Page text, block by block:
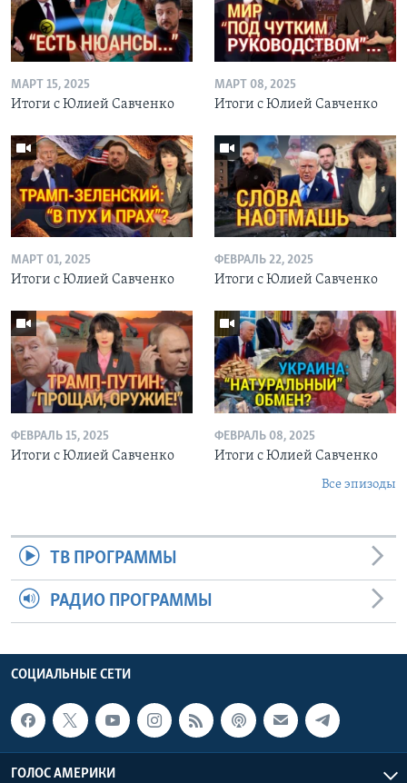
МАРТ 15, 2025
Итоги с Юлией Савченко
МАРТ 08, 2025
Итоги с Юлией Савченко
МАРТ 01, 2025
Итоги с Юлией Савченко
ФЕВРАЛЬ 22, 2025
Итоги с Юлией Савченко
ФЕВРАЛЬ 15, 2025
Итоги с Юлией Савченко
ФЕВРАЛЬ 08, 2025
Итоги с Юлией Савченко
Все эпизоды
ТВ ПРОГРАММЫ
РАДИО ПРОГРАММЫ
СОЦИАЛЬНЫЕ СЕТИ
ГОЛОС АМЕРИКИ